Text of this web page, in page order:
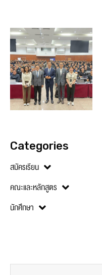
Categories
สมัครเรียน
คณะและหลักสูตร
นักศึกษา